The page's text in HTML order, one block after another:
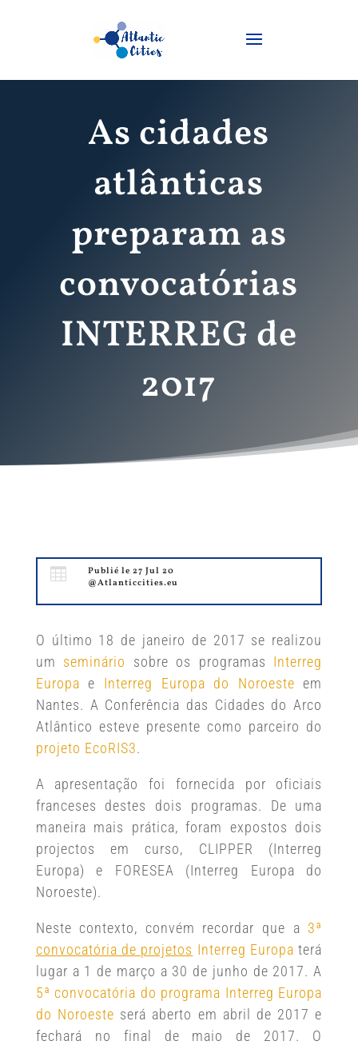
As cidades
atlânticas
preparam as
convocatórias
INTERREG de
2017

Publié le 27 Jul 20
@Atlanticcities.eu
O último 18 de janeiro de 2017 se realizou
um seminário sobre os programas Interreg
Europa e Interreg Europa do Noroeste em
Nantes. A Conferência das Cidades do Arco
Atlântico esteve presente como parceiro do
projeto EcoRIS3.
A apresentação foi fornecida por oficiais
franceses destes dois programas. De uma
maneira mais prática, foram expostos dois
projectos em curso, CLIPPER (Interreg
Europa) e FORESEA (Interreg Europa do
Noroeste).
Neste contexto, convém recordar que a 3ª
convocatória de projetos Interreg Europa terá
lugar a 1 de março a 30 de junho de 2017. A
5ª convocatória do programa Interreg Europa
do Noroeste será aberto em abril de 2017 e
fechará no final de maio de 2017. O